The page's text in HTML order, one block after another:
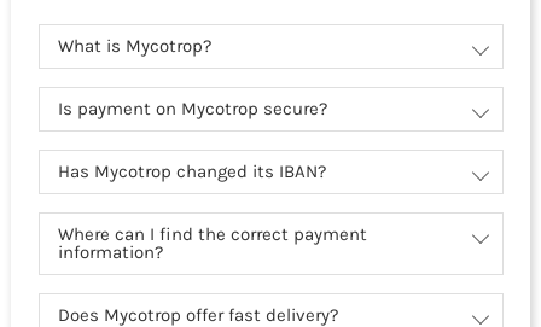
What is Mycotrop?
Is payment on Mycotrop secure?
Has Mycotrop changed its IBAN?
Where can I find the correct payment
information?
Does Mycotrop offer fast delivery?